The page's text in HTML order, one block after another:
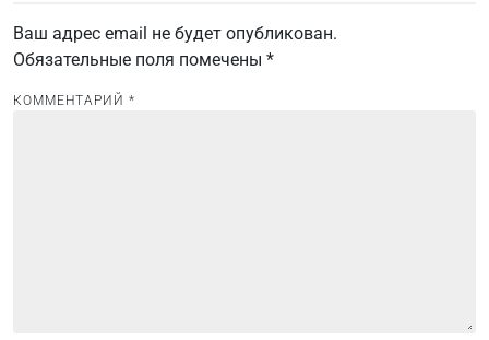
а
ц
и
Ваш адрес email не будет опубликован.
Обязательные поля помечены *
КОММЕНТАРИЙ *